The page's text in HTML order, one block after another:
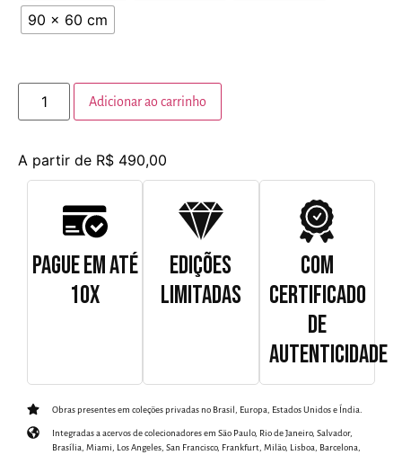
90 x 60 cm
Adicionar ao carrinho
A partir de R$ 490,00
PAGUE EM ATÉ
10X
EDIÇÕES
LIMITADAS
COM
CERTIFICADO
DE
AUTENTICIDADE
Obras presentes em coleções privadas no Brasil, Europa, Estados Unidos e Índia.
Integradas a acervos de colecionadores em São Paulo, Rio de Janeiro, Salvador,
Brasília, Miami, Los Angeles, San Francisco, Frankfurt, Milão, Lisboa, Barcelona,